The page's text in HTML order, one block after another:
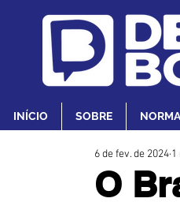
INÍCIO SOBRE
O
6 de fev. de 2024 1